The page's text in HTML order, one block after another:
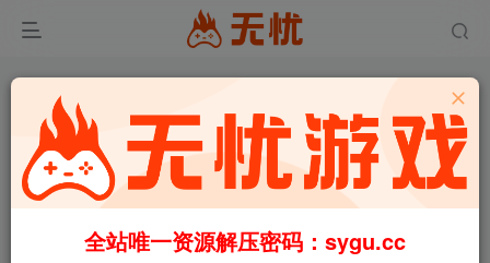
孤岛奇缘/Island Of Enchantment 官中步兵版（官中）
85
全站唯一资源解压密码：sygu.cc